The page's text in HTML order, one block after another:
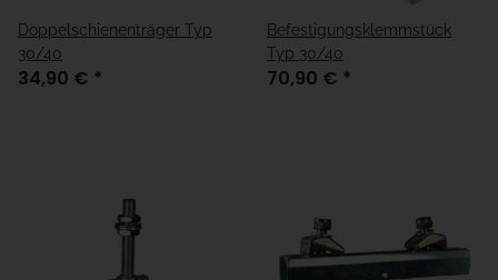
Doppelschienenträger Typ
30/40
34,90 € *
Befestigungsklemmstück
Typ 30/40
70,90 € *